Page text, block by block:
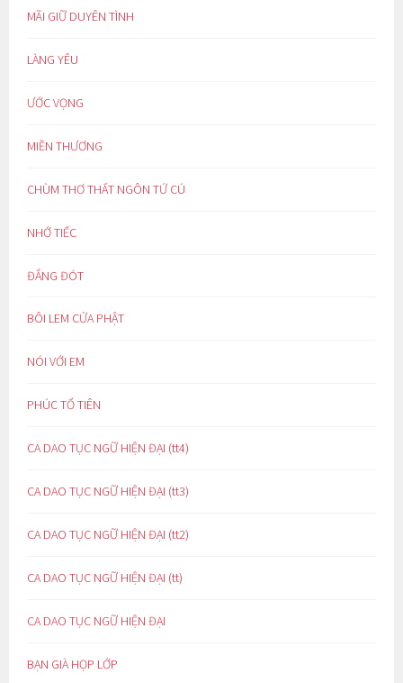
MÃI GIỮ DUYÊN TÌNH
LÀNG YÊU
ƯỚC VỌNG
MIỀN THƯƠNG
CHÙM THƠ THẤT NGÔN TỨ CÚ
NHỚ TIẾC
ĐẮNG ĐÓT
BÔI LEM CỬA PHẬT
NÓI VỚI EM
PHÚC TỔ TIÊN
CA DAO TỤC NGỮ HIỆN ĐẠI (tt4)
CA DAO TỤC NGỮ HIỆN ĐẠI (tt3)
CA DAO TỤC NGỮ HIỆN ĐẠI (tt2)
CA DAO TỤC NGỮ HIỆN ĐẠI (tt)
CA DAO TỤC NGỮ HIỆN ĐẠI
BẠN GIÀ HỌP LỚP